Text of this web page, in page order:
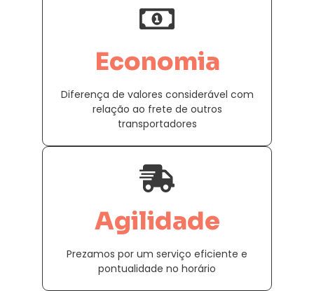
Economia
Diferença de valores considerável com
relação ao frete de outros
transportadores
Agilidade
Prezamos por um serviço eficiente e
pontualidade no horário